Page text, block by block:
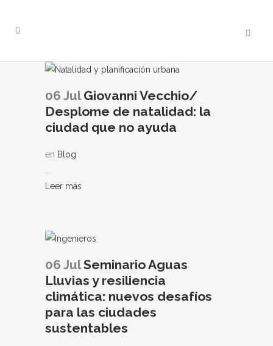
06 Jul Giovanni Vecchio/
Desplome de natalidad: la
ciudad que no ayuda
en Blog
Leer más
06 Jul Seminario Aguas
Lluvias y resiliencia
climática: nuevos desafíos
para las ciudades
sustentables